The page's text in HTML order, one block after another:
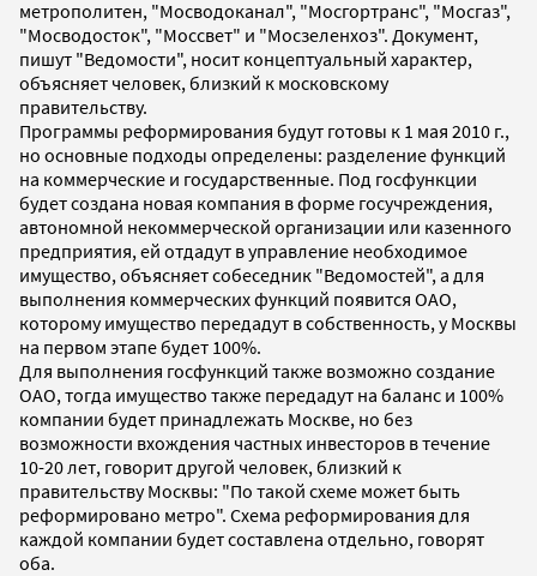
метрополитен, "Мосводоканал", "Мосгортранс", "Мосгаз",
"Мосводосток", "Моссвет" и "Мосзеленхоз". Документ,
пишут "Ведомости", носит концептуальный характер,
объясняет человек, близкий к московскому
правительству.
Программы реформирования будут готовы к 1 мая 2010 г.,
но основные подходы определены: разделение функций
на коммерческие и государственные. Под госфункции
будет создана новая компания в форме госучреждения,
автономной некоммерческой организации или казенного
предприятия, ей отдадут в управление необходимое
имущество, объясняет собеседник "Ведомостей", а для
выполнения коммерческих функций появится ОАО,
которому имущество передадут в собственность, у Москвы
на первом этапе будет 100%.
Для выполнения госфункций также возможно создание
ОАО, тогда имущество также передадут на баланс и 100%
компании будет принадлежать Москве, но без
возможности вхождения частных инвесторов в течение
10-20 лет, говорит другой человек, близкий к
правительству Москвы: "По такой схеме может быть
реформировано метро". Схема реформирования для
каждой компании будет составлена отдельно, говорят
оба.